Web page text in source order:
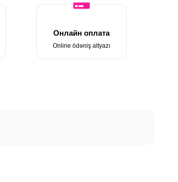
Онлайн оплата
Online ödəniş altyazı